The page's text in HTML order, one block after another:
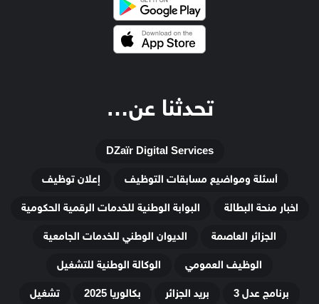
تحدثنا عن…
DZaïr Digital Services
أسئلة ومواضيع مسابقات التوظيف
إعلان توظيف
اخبار منحة البطالة
البوابة الوطنية للخدمات الرقمية الحكومية
الجزائر العاصمة
الديوان الوطني للخدمات الجامعية
الوظيف العمومي
الوكالة الوطنية للتشغيل
برنامج عدل 3
بريد الجزائر بكالوريا 2025
تشغيل